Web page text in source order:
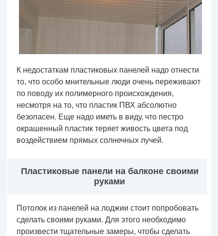
К недостаткам пластиковых панелей надо отнести
то, что особо мнительные люди очень переживают
по поводу их полимерного происхождения,
несмотря на то, что пластик ПВХ абсолютно
безопасен. Еще надо иметь в виду, что пестро
окрашенный пластик теряет живость цвета под
воздействием прямых солнечных лучей.
Пластиковые панели на балконе своими
руками
Потолок из панелей на лоджии стоит попробовать
сделать своими руками. Для этого необходимо
произвести тщательные замеры, чтобы сделать